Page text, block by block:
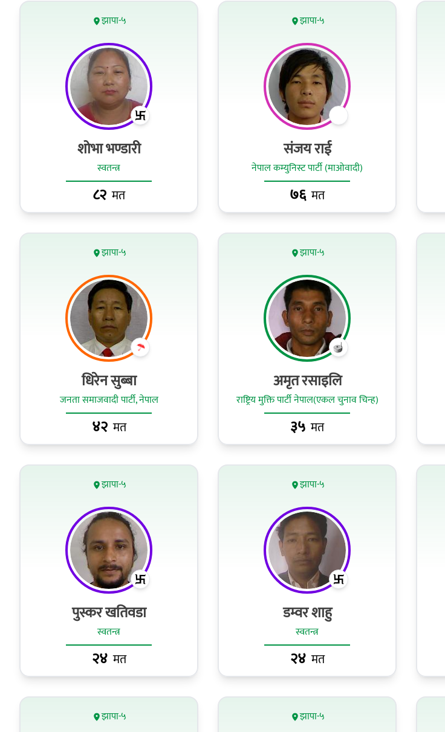
झापा-५
शोभा भण्डारी
स्वतन्त्र
८२ मत
झापा-५
संजय राई
नेपाल कम्युनिस्ट पार्टी (माओवादी)
७६ मत
झापा-५
धिरेन सुब्बा
जनता समाजवादी पार्टी, नेपाल
४२ मत
झापा-५
अमृत रसाइलि
राष्ट्रिय मुक्ति पार्टी नेपाल(एकल चुनाव चिन्ह)
३५ मत
झापा-५
पुस्कर खतिवडा
स्वतन्त्र
२४ मत
झापा-५
डम्वर शाहु
स्वतन्त्र
२४ मत
झापा-५ झापा-५